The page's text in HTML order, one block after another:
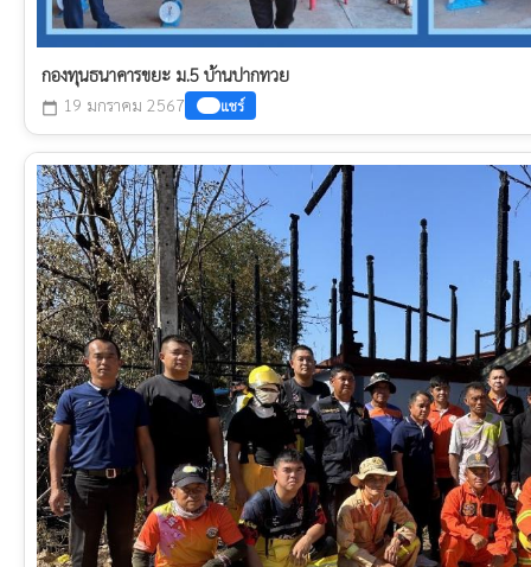
กองทุนธนาคารขยะ ม.5 บ้านปากทวย
calendar_today 19 มกราคม 2567 แชร์